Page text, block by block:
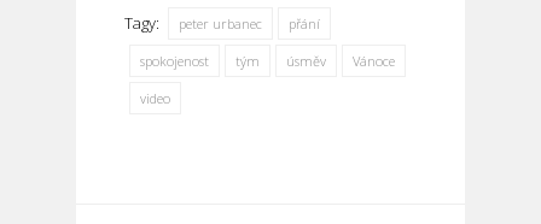
Tagy: peter urbanec přání
spokojenost tým úsměv Vánoce
video